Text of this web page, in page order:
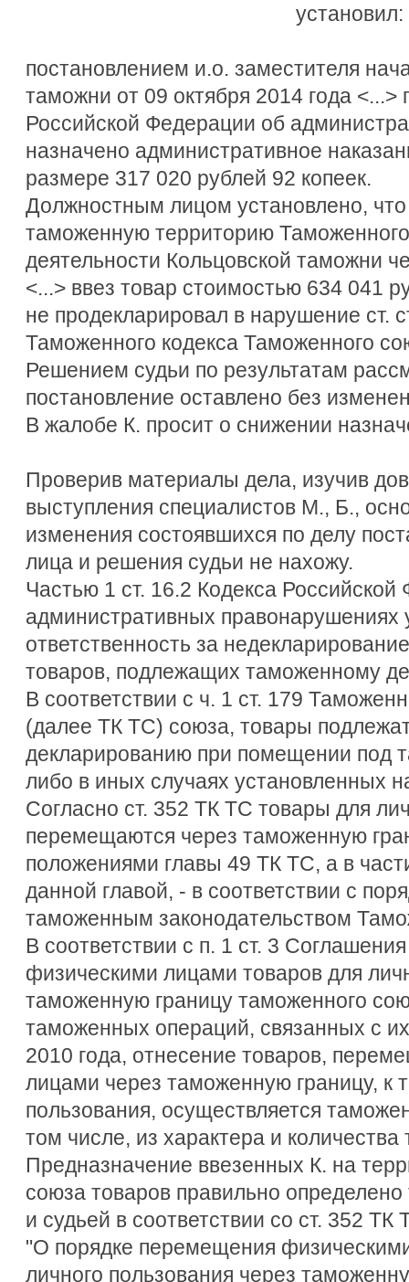
установил:
постановлением и.о. заместителя
таможни от 09 октября 2014 года <...>
Российской Федерации об
назначено административное
размере 317 020 рублей 92 копеек.
Должностным лицом установлено,
таможенную территорию
деятельности Кольцовской таможни
<...> ввез товар стоимостью 634 041
не продекларировал в нарушение ст.
Таможенного кодекса Таможенного
Решением судьи по результатам
постановление оставлено без
В жалобе К. просит о снижении
Проверив материалы дела, изучив
выступления специалистов М., Б.,
изменения состоявшихся по делу
лица и решения судьи не нахожу.
Частью 1 ст. 16.2 Кодекса
административных правонарушениях
ответственность за
товаров, подлежащих таможенному
В соответствии с ч. 1 ст. 179
(далее ТК ТС) союза, товары
декларированию при помещении под
либо в иных случаях установленных
Согласно ст. 352 ТК ТС товары для
перемещаются через таможенную
положениями главы 49 ТК ТС, а в
данной главой, - в соответствии с
таможенным законодательством
В соответствии с п. 1 ст. 3
физическими лицами товаров для
таможенную границу таможенного
таможенных операций, связанных с
2010 года, отнесение товаров,
лицами через таможенную границу, к
пользования, осуществляется
том числе, из характера и количества
Предназначение ввезенных К. на
союза товаров правильно
и судьей в соответствии со ст. 352
"О порядке перемещения
личного пользования через